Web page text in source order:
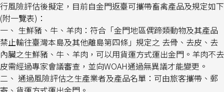
行風險評估後擬定，目前自金門返臺可攜帶畜禽產品及規定如下
(附一覽表)：
一、 生鮮豬、牛、羊肉：符合「金門地區偶蹄類動物及其產品
禁止輸往臺灣本島及其他離島第四條」規定之 去骨、去皮、去
內臟之生鮮豬、牛、羊肉，可以用貨運方式運出金門。羊肉不去
皮需經過專家會議審查，並向WOAH通過無異議才能變更。
二、 通過風險評估之生產業者及產品名單：可由旅客攜帶、郵